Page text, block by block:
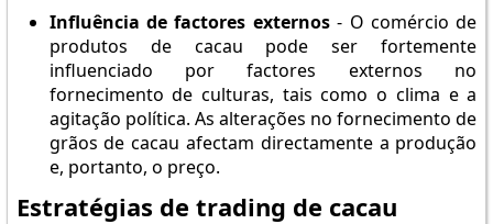
Influência de factores externos- O comércio de
produtos de cacau pode ser fortemente
influenciado por factores externos no
fornecimento de culturas, tais como o clima e a
agitação política. As alterações no fornecimento de
grãos de cacau afectam directamente a produção
e, portanto, o preço.
Estratégias de trading de cacau